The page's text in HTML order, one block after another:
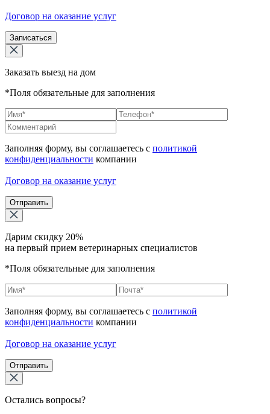
Договор на оказание услуг
Записаться
Заказать выезд на дом
*Поля обязательные для заполнения
Заполняя форму, вы соглашаетесь с политикой
конфиденциальности компании
Договор на оказание услуг
Отправить
Дарим скидку 20%
на первый прием ветеринарных специалистов
*Поля обязательные для заполнения
Заполняя форму, вы соглашаетесь с политикой
конфиденциальности компании
Договор на оказание услуг
Отправить
Остались вопросы?